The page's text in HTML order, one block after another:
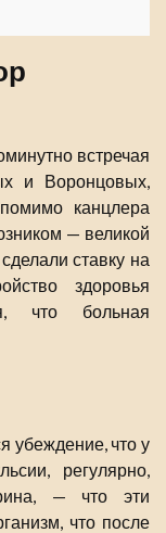
встречая
и Воронцовых,
канцлера
— великой
ставку на
здоровья
что больная
убеждение, что у
регулярно,
— что эти
что после